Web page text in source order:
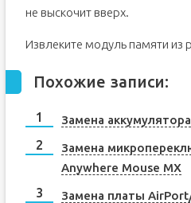
не выскочит вверх.
Извлеките модуль памяти из
Похожие записи:
Замена
Замена
Anywhere Mouse MX
Замена платы